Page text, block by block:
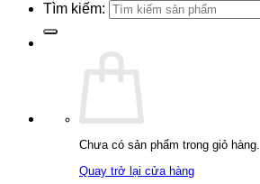
Tìm kiếm:
Chưa có sản phẩm trong giỏ hàng.
Quay trở lại cửa hàng